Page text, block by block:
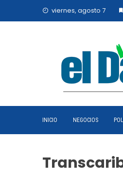
viernes, agosto 7
INICIO NEGOCIOS